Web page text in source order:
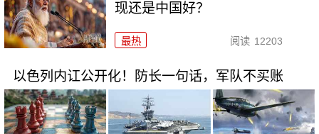
现还是中国好？
最热 阅读 12203
以色列内讧公开化！防长一句话，军队不买账